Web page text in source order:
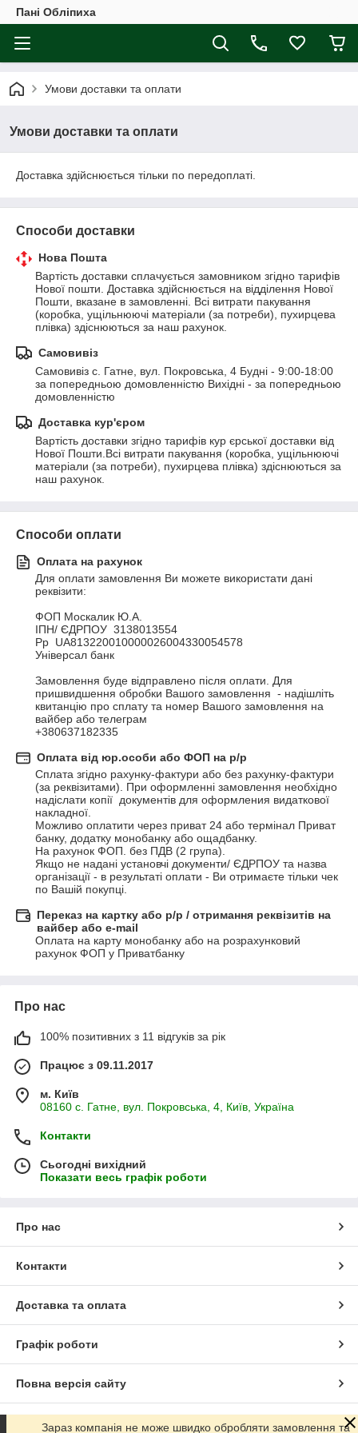
Пані Обліпиха
Умови доставки та оплати
Умови доставки та оплати
Доставка здійснюється тільки по передоплаті.
Способи доставки
Нова Пошта
Вартість доставки сплачується замовником згідно тарифів
Нової пошти. Доставка здійснюється на відділення Нової
Пошти, вказане в замовленні. Всі витрати пакування
(коробка, ущільнюючі матеріали (за потреби), пухирцева
плівка) здіснюються за наш рахунок.
Самовивіз
Самовивіз с. Гатне, вул. Покровська, 4 Будні - 9:00-18:00
за попередньою домовленністю Вихідні - за попередньою
домовленністю
Доставка кур'єром
Вартість доставки згідно тарифів кур єрської доставки від
Нової Пошти.Всі витрати пакування (коробка, ущільнюючі
матеріали (за потреби), пухирцева плівка) здіснюються за
наш рахунок.
Способи оплати
Оплата на рахунок
Для оплати замовлення Ви можете використати дані
реквізити:
ФОП Москалик Ю.А.
ІПН/ ЄДРПОУ  3138013554
Рр  UA813220010000026004330054578
Універсал банк
Замовлення буде відправлено після оплати. Для
пришвидшення обробки Вашого замовлення  - надішліть
квитанцію про сплату та номер Вашого замовлення на
вайбер або телеграм
+380637182335
Оплата від юр.особи або ФОП на р/р
Сплата згідно рахунку-фактури або без рахунку-фактури
(за реквізитами). При оформленні замовлення необхідно
надіслати копії  документів для оформления видаткової
накладної.
Можливо оплатити через приват 24 або термінал Приват
банку, додатку монобанку або ощадбанку.
На рахунок ФОП. без ПДВ (2 група).
Якщо не надані установчі документи/ ЄДРПОУ та назва
організації - в результаті оплати - Ви отримаєте тільки чек
по Вашій покупці.
Переказ на картку або р/р / отримання реквізитів на
вайбер або e-mail
Оплата на карту монобанку або на розрахунковий
рахунок ФОП у Приватбанку
Про нас
100% позитивних з 11 відгуків за рік
Працює з 09.11.2017
м. Київ
08160 с. Гатне, вул. Покровська, 4, Київ, Україна
Контакти
Сьогодні вихідний
Показати весь графік роботи
Про нас
Контакти
Доставка та оплата
Графік роботи
Повна версія сайту
Сайт створено на маркетплейсі Prom.ua
Зараз компанія не може швидко обробляти замовлення та